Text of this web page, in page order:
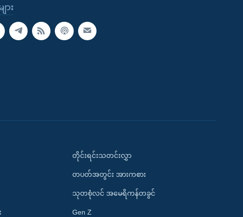
း
တိုင်းရင်းသတင်းလွှာ
တပတ်အတွင်း အားကစား
သုတစုံလင် အမေရိကန်တခွင်
Gen Z